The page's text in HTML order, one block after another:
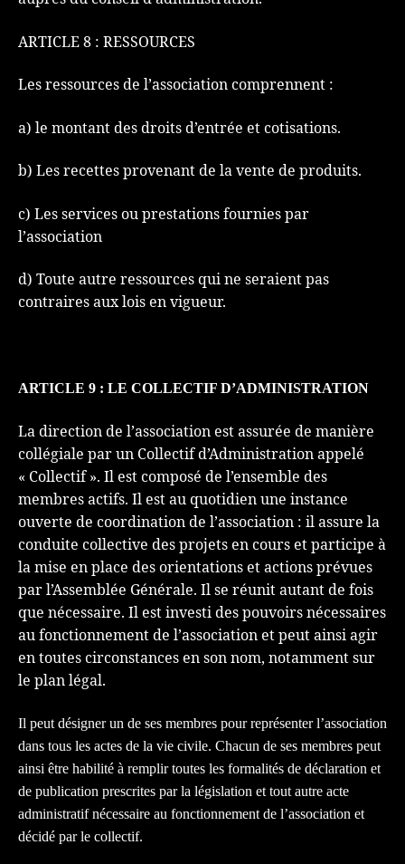
ARTICLE 8 : RESSOURCES
Les ressources de l’association comprennent :
a) le montant des droits d’entrée et cotisations.
b) Les recettes provenant de la vente de produits.
c) Les services ou prestations fournies par
l’association
d) Toute autre ressources qui ne seraient pas
contraires aux lois en vigueur.
ARTICLE 9 : LE COLLECTIF D’ADMINISTRATION
La direction de l’association est assurée de manière
collégiale par un Collectif d’Administration appelé
« Collectif ». Il est composé de l’ensemble des
membres actifs. Il est au quotidien une instance
ouverte de coordination de l’association : il assure la
conduite collective des projets en cours et participe à
la mise en place des orientations et actions prévues
par l’Assemblée Générale. Il se réunit autant de fois
que nécessaire. Il est investi des pouvoirs nécessaires
au fonctionnement de l’association et peut ainsi agir
en toutes circonstances en son nom, notamment sur
le plan légal.
Il peut désigner un de ses membres pour représenter l’association
dans tous les actes de la vie civile. Chacun de ses membres peut
ainsi être habilité à remplir toutes les formalités de déclaration et
de publication prescrites par la législation et tout autre acte
administratif nécessaire au fonctionnement de l’association et
décidé par le collectif.